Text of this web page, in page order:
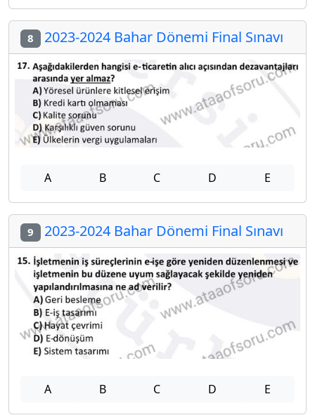
8 2023-2024 Bahar Dönemi Final Sınavı
A B C D E
9 2023-2024 Bahar Dönemi Final Sınavı
A B C D E